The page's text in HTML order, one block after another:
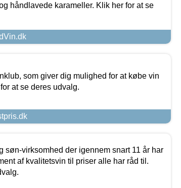
håndlavede karameller. Klik her for at se
som giver dig mulighed for at købe vin
at se deres udvalg.
søn-virksomhed der igennem snart 11 år har
af kvalitetsvin til priser alle har råd til.